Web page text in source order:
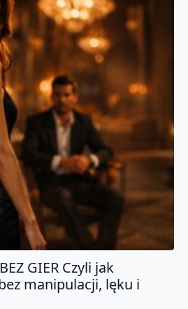
GIER Czyli jak
manipulacji, lęku i